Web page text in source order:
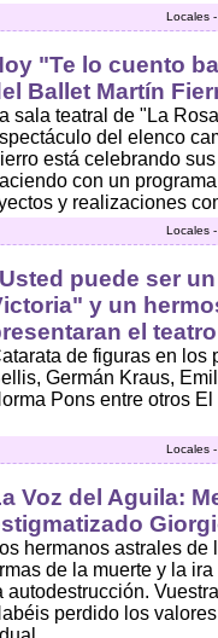
Locales
"Te lo cuento
Ballet Martín
sala teatral de "La
del elenco
está celebrando
con un
y realizaciones
Locales
puede ser
y un
el
de figuras en los
Germán Kraus,
Pons entre otros
Locales
Voz del Aguila:
hermanos astrales de
de la muerte y la
autodestrucción.
perdido los